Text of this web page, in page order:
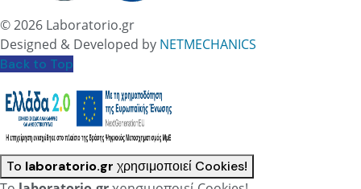
© 2026 Laboratorio.gr
Designed & Developed by NETMECHANICS
Back to Top
To laboratorio.gr χρησιμοποιεί Cookies!